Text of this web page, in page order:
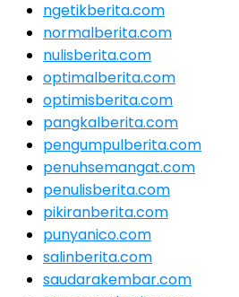
ngetikberita.com
normalberita.com
nulisberita.com
optimalberita.com
optimisberita.com
pangkalberita.com
pengumpulberita.com
penuhsemangat.com
penulisberita.com
pikiranberita.com
punyanico.com
salinberita.com
saudarakembar.com